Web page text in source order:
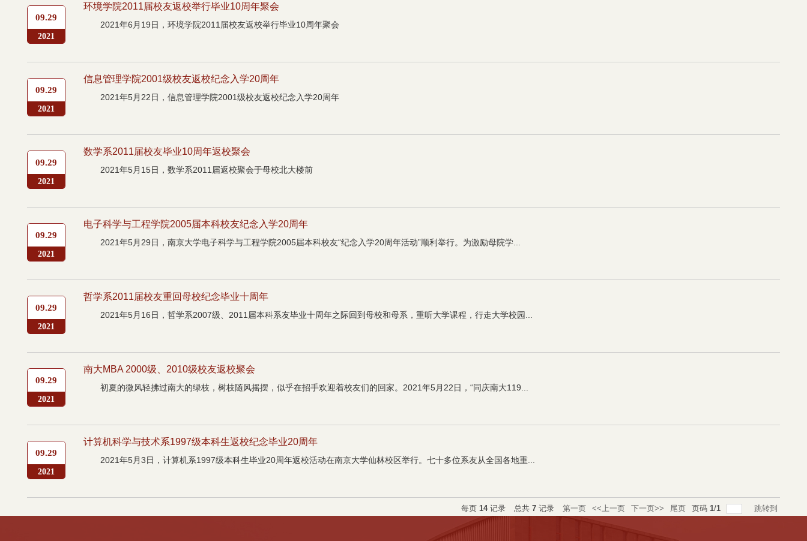
09.29
2021
环境学院2011届校友返校举行毕业10周年聚会
2021年6月19日，环境学院2011届校友返校举行毕业10周年聚会
09.29
2021
信息管理学院2001级校友返校纪念入学20周年
2021年5月22日，信息管理学院2001级校友返校纪念入学20周年
09.29
2021
数学系2011届校友毕业10周年返校聚会
2021年5月15日，数学系2011届返校聚会于母校北大楼前
09.29
2021
电子科学与工程学院2005届本科校友纪念入学20周年
2021年5月29日，南京大学电子科学与工程学院2005届本科校友“纪念入学20周年活动”顺利举行。为激励母院学...
09.29
2021
哲学系2011届校友重回母校纪念毕业十周年
2021年5月16日，哲学系2007级、2011届本科系友毕业十周年之际回到母校和母系，重听大学课程，行走大学校园...
09.29
2021
南大MBA 2000级、2010级校友返校聚会
初夏的微风轻拂过南大的绿枝，树枝随风摇摆，似乎在招手欢迎着校友们的回家。2021年5月22日，“同庆南大119...
09.29
2021
计算机科学与技术系1997级本科生返校纪念毕业20周年
2021年5月3日，计算机系1997级本科生毕业20周年返校活动在南京大学仙林校区举行。七十多位系友从全国各地重...
每页 14记录 总共 7记录 第一页 <<上一页 下一页>> 尾页 页码 1/1 跳转到